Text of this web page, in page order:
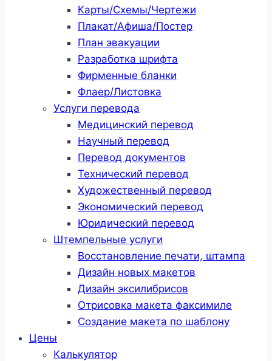
Карты/Схемы/Чертежи
Плакат/Афиша/Постер
План эвакуации
Разработка шрифта
Фирменные бланки
Флаер/Листовка
Услуги перевода
Медицинский перевод
Научный перевод
Перевод документов
Технический перевод
Художественный перевод
Экономический перевод
Юридический перевод
Штемпельные услуги
Восстановление печати, штампа
Дизайн новых макетов
Дизайн эксилибрисов
Отрисовка макета факсимиле
Создание макета по шаблону
Цены
Калькулятор